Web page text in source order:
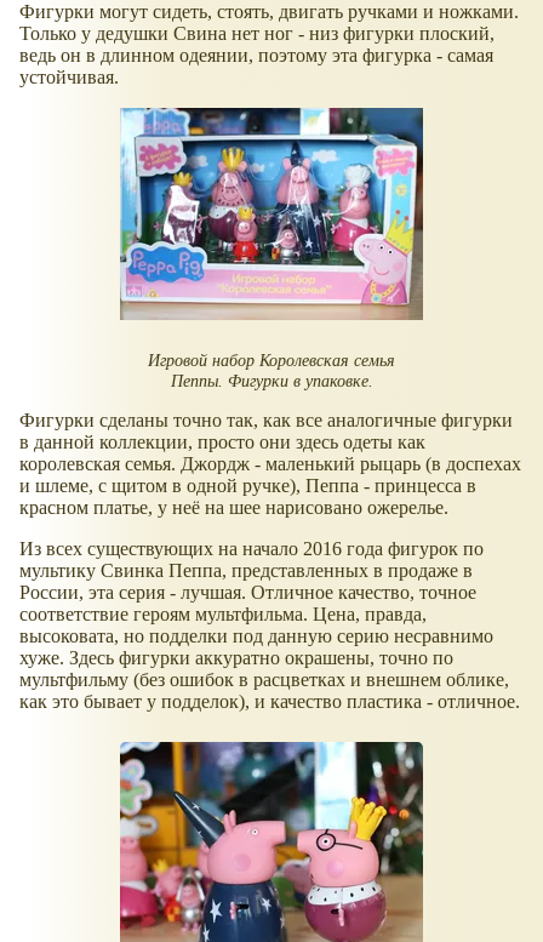
Фигурки могут сидеть, стоять, двигать ручками и ножками.
Только у дедушки Свина нет ног - низ фигурки плоский,
ведь он в длинном одеянии, поэтому эта фигурка - самая
устойчивая.
Игровой набор Королевская семья
Пеппы. Фигурки в упаковке.
Фигурки сделаны точно так, как все аналогичные фигурки
в данной коллекции, просто они здесь одеты как
королевская семья. Джордж - маленький рыцарь (в доспехах
и шлеме, с щитом в одной ручке), Пеппа - принцесса в
красном платье, у неё на шее нарисовано ожерелье.
Из всех существующих на начало 2016 года фигурок по
мультику Свинка Пеппа, представленных в продаже в
России, эта серия - лучшая. Отличное качество, точное
соответствие героям мультфильма. Цена, правда,
высоковата, но подделки под данную серию несравнимо
хуже. Здесь фигурки аккуратно окрашены, точно по
мультфильму (без ошибок в расцветках и внешнем облике,
как это бывает у подделок), и качество пластика - отличное.